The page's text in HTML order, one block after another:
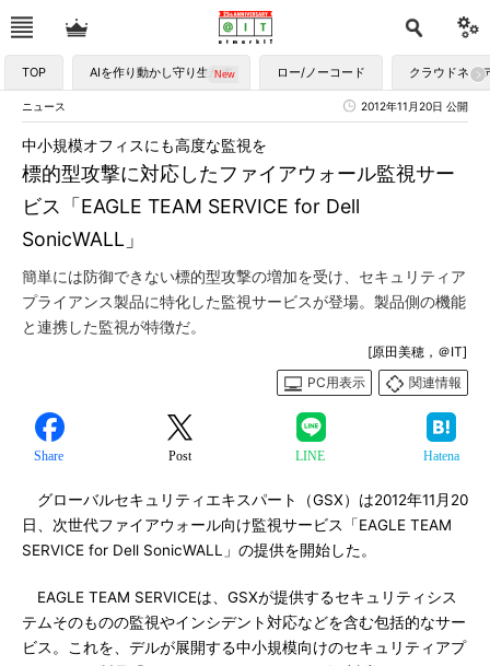
TOP AIを作り動かし守り生かす ロー/ノーコード クラウドネイ
ニュース 2012年11月20日 公開
標的型攻撃に対応したファイアウォール監視サー
ビス「EAGLE TEAM SERVICE for Dell
SonicWALL」
中小規模オフィスにも高度な監視を
簡単には防御できない標的型攻撃の増加を受け、セキュリティア
プライアンス製品に特化した監視サービスが登場。製品側の機能
と連携した監視が特徴だ。
[原田美穂，＠IT]
PC用表示
関連情報
Share Post LINE Hatena
グローバルセキュリティエキスパート（GSX）は2012年11月20
日、次世代ファイアウォール向け監視サービス「EAGLE TEAM
SERVICE for Dell SonicWALL」の提供を開始した。
EAGLE TEAM SERVICEは、GSXが提供するセキュリティシス
テムそのものの監視やインシデント対応などを含む包括的なサー
ビス。これを、デルが展開する中小規模向けのセキュリティアプ